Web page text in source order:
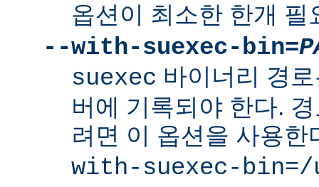
옵션이 최소한 한개 필
--with-suexec-bin=
suexec 바이너리 경
버에 기록되야 한다.
려면 이 옵션을 사용
with-suexec-